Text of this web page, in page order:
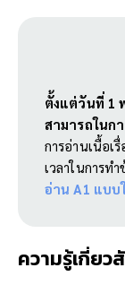
ตั้งแต่วันที่ 1
สามารถในก
การอ่านเนื้อเ
เวลาในการท
อ่าน A1 แบบ
ความรู้เกี่ย